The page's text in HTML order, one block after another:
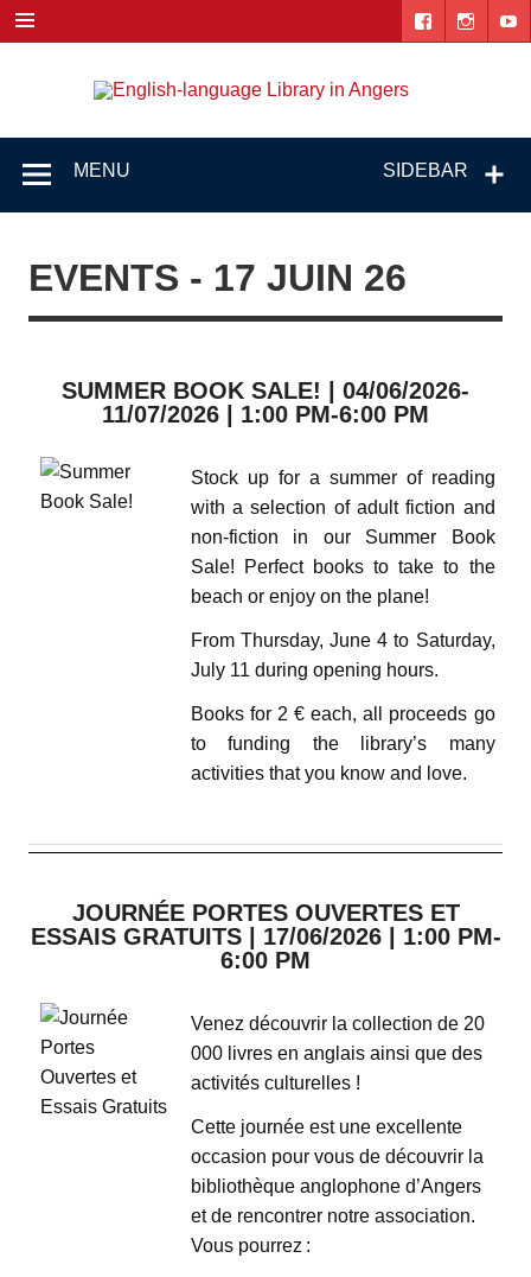
content
SIDEBAR
MENU
EVENTS - 17 JUIN 26
SUMMER BOOK SALE! | 04/06/2026-
11/07/2026 | 1:00 PM-6:00 PM
Stock up for a summer of reading
with a selection of adult fiction and
non-fiction in our Summer Book
Sale! Perfect books to take to the
beach or enjoy on the plane!
From Thursday, June 4 to Saturday,
July 11 during opening hours.
Books for 2 € each, all proceeds go
to funding the library’s many
activities that you know and love.
JOURNÉE PORTES OUVERTES ET
ESSAIS GRATUITS | 17/06/2026 | 1:00 PM-
6:00 PM
Venez découvrir la collection de 20
000 livres en anglais ainsi que des
activités culturelles !
Cette journée est une excellente
occasion pour vous de découvrir la
bibliothèque anglophone d’Angers
et de rencontrer notre association.
Vous pourrez :